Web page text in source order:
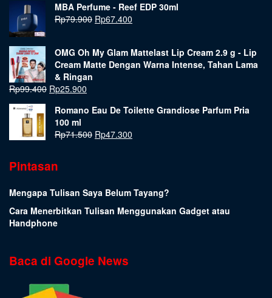
MBA Perfume - Reef EDP 30ml
Rp79.900 Rp67.400
OMG Oh My Glam Mattelast Lip Cream 2.9 g - Lip
Cream Matte Dengan Warna Intense, Tahan Lama
& Ringan
Rp99.400 Rp25.900
Romano Eau De Toilette Grandiose Parfum Pria
100 ml
Rp71.500 Rp47.300
Pintasan
Mengapa Tulisan Saya Belum Tayang?
Cara Menerbitkan Tulisan Menggunakan Gadget atau
Handphone
Baca di Google News